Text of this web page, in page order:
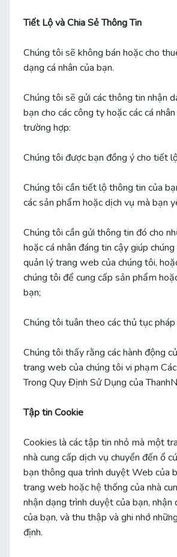
Tiết Lộ và Chia Sẻ Thông Tin
Chúng tôi sẽ không bán hoặc cho
dạng cá nhân của bạn.
Chúng tôi sẽ gửi các thông tin nhận
bạn cho các công ty hoặc các cá
trường hợp:
Chúng tôi được bạn đồng ý cho tiết
Chúng tôi cần tiết lộ thông tin của
các sản phẩm hoặc dịch vụ mà bạn
Chúng tôi cần gửi thông tin đó cho
hoặc cá nhân đáng tin cậy giúp
quản lý trang web của chúng tôi,
chúng tôi để cung cấp sản phẩm
bạn;
Chúng tôi tuân theo các thủ tục pháp
Chúng tôi thấy rằng các hành động
trang web của chúng tôi vi phạm
Trong Quy Định Sử Dụng của
Tập tin Cookie
Cookies là các tập tin nhỏ mà một
nhà cung cấp dịch vụ chuyển đến ổ
bạn thông qua trình duyệt Web của
trang web hoặc hệ thống của nhà
nhận dạng trình duyệt của bạn, nhận
của bạn, và thu thập và ghi nhớ
định.